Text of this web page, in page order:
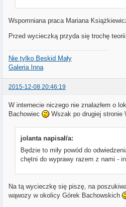
Wspomniana praca Mariana
Przed wycieczką przyda się trochę teorii
Nie tylko Beskid Mały
Galeria Inna
2015-12-08 20:46:19
W internecie niczego nie znalazłem o
Bachowiec
Wszak po drugiej stronie
jolanta napisał/a:
Będzie to miły powód do
chętni do wyprawy razem z nami -
Na tą wycieczkę się piszę, na
wąwozy w okolicy Górek Bachowskich